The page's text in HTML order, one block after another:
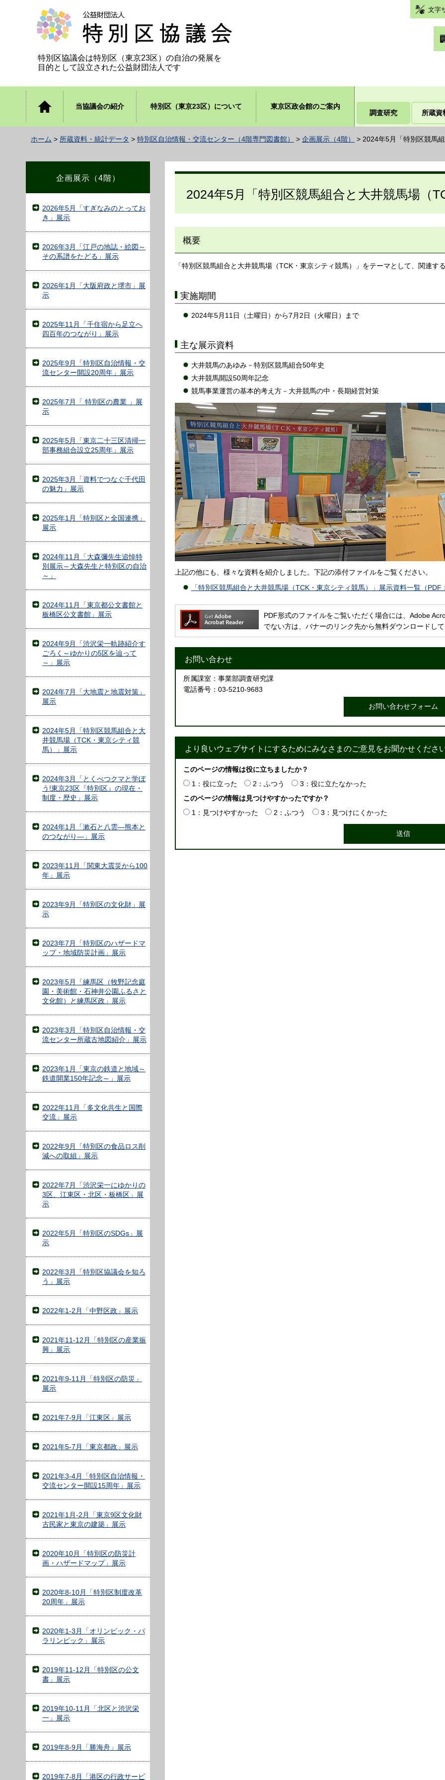
公益財団法人 特別区協議会
特別区協議会は特別区（東京23区）の自治の発展を
目的として設立された公益財団法人です
文字
トップ
ページ
当協議会の紹介 特別区（東京23区）について
東京区政会館のご案内
調査研究
所蔵資
ホーム > 所蔵資料・統計データ > 特別区自治情報・交流センター（4階専門図書館） > 企画展示（4階） > 2024年5月「特別区競馬
企画展示（4階）
2026年5月「すぎなみのとってお
き」展示
2026年3月「江戸の地誌・絵図～
その系譜をたどる」展示
2026年1月「大阪府政と堺市」展
示
2025年11月「千住宿から足立へ
四百年のつながり」展示
2025年9月「特別区自治情報・交
流センター開設20周年」展示
2025年7月「 特別区の農業 」展
示
2025年5月「東京二十三区清掃一
部事務組合設立25周年」展示
2025年3月「資料でつなぐ千代田
の魅力」展示
2025年1月「特別区と全国連携」
展示
2024年11月「大森彌先生追悼特
別展示～大森先生と特別区の自治
～」
2024年11月「東京都公文書館と
板橋区公文書館」展示
2024年9月「渋沢栄一軌跡紹介す
ごろく～ゆかりの5区を辿って
～」展示
2024年7月「大地震と地震対策」
展示
2024年5月「特別区競馬組合と大
井競馬場（TCK・東京シティ競
馬）」展示
2024年3月「とくべつクマと学ぼ
う!東京23区『特別区』の現在・
制度・歴史」展示
2024年1月「漱石と八雲―熊本と
のつながり―」展示
2023年11月「関東大震災から100
年」展示
2023年9月「特別区の文化財」展
示
2023年7月「特別区のハザードマ
ップ・地域防災計画」展示
2023年5月「練馬区（牧野記念庭
園・美術館・石神井公園ふるさと
文化館）と練馬区政」展示
2023年3月「特別区自治情報・交
流センター所蔵古地図紹介」展示
2023年1月「東京の鉄道と地域～
鉄道開業150年記念～」展示
2022年11月「多文化共生と国際
交流」展示
2022年9月「特別区の食品ロス削
減への取組」展示
2022年7月「渋沢栄一にゆかりの
3区、江東区・北区・板橋区」展
示
2022年5月「特別区のSDGs」展
示
2022年3月「特別区協議会を知ろ
う」展示
2022年1-2月「中野区政」展示
2021年11-12月「特別区の産業振
興」展示
2021年9-11月「特別区の防災」
展示
2021年7-9月「江東区」展示
2021年5-7月「東京都政」展示
2021年3-4月「特別区自治情報・
交流センター開設15周年」展示
2021年1月-2月「東京9区文化財
古民家と東京の建築」展示
2020年10月「特別区の防災計
画・ハザードマップ」展示
2020年8-10月「特別区制度改革
20周年」展示
2020年1-3月「オリンピック・パ
ラリンピック」展示
2019年11-12月「特別区の公文
書」展示
2019年10-11月「北区と渋沢栄
一」展示
2019年8-9月「勝海舟」展示
2019年7-8月「港区の行政サービ
2024年5月「特別区競馬組合と大井競馬場（
概要
「特別区競馬組合と大井競馬場（TCK・東京シティ競馬）」をテーマとして、関連す
実施期間
2024年5月11日（土曜日）から7月2日（火曜日）まで
主な展示資料
大井競馬のあゆみ－特別区競馬組合50年史
大井競馬開設50周年記念
競馬事業運営の基本的考え方－大井競馬の中・長期経営対策
上記の他にも、様々な資料を紹介しました。下記の添付ファイルをご覧ください。
「特別区競馬組合と大井競馬場（TCK・東京シティ競馬）」展示資料一覧（
PDF形式のファイルをご覧いただく場合には、Adobe
でない方は、バナーのリンク先から無料ダウンロードし
お問い合わせ
所属課室：事業部調査研究課
電話番号：03-5210-9683
より良いウェブサイトにするためにみなさまのご意見をお聞かせくださ
このページの情報は役に立ちましたか？
1：役に立った
2：ふつう
3：役に立たなかった
このページの情報は見つけやすかったですか？
1：見つけやすかった
2：ふつう 3：見つけにくかった